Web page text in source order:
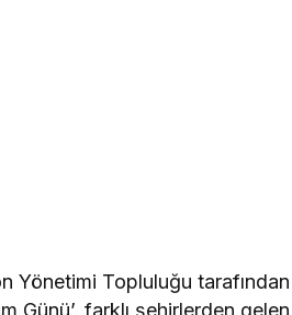
Yönetimi Topluluğu tarafından
Günü’, farklı şehirlerden gelen